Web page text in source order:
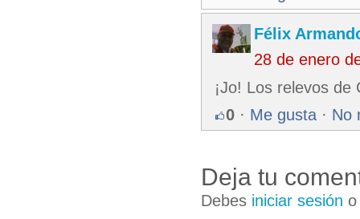
Félix
28 de enero
¡Jo! Los relevos
0 · Me gusta · No
Deja tu
Debes iniciar sesión